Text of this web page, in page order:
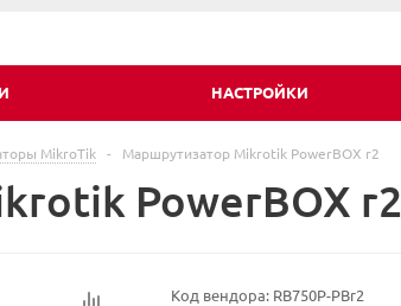
НАСТРОЙКИ
MikroTik - Маршрутизатор Mikrotik PowerBOX r2
PowerBOX r2
Код вендора: RB750P-PBr2